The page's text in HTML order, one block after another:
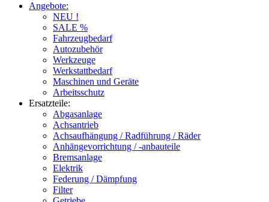
Angebote:
NEU !
SALE %
Fahrzeugbedarf
Autozubehör
Werkzeuge
Werkstattbedarf
Maschinen und Geräte
Arbeitsschutz
Ersatzteile:
Abgasanlage
Achsantrieb
Achsaufhängung / Radführung / Räder
Anhängevorrichtung / -anbauteile
Bremsanlage
Elektrik
Federung / Dämpfung
Filter